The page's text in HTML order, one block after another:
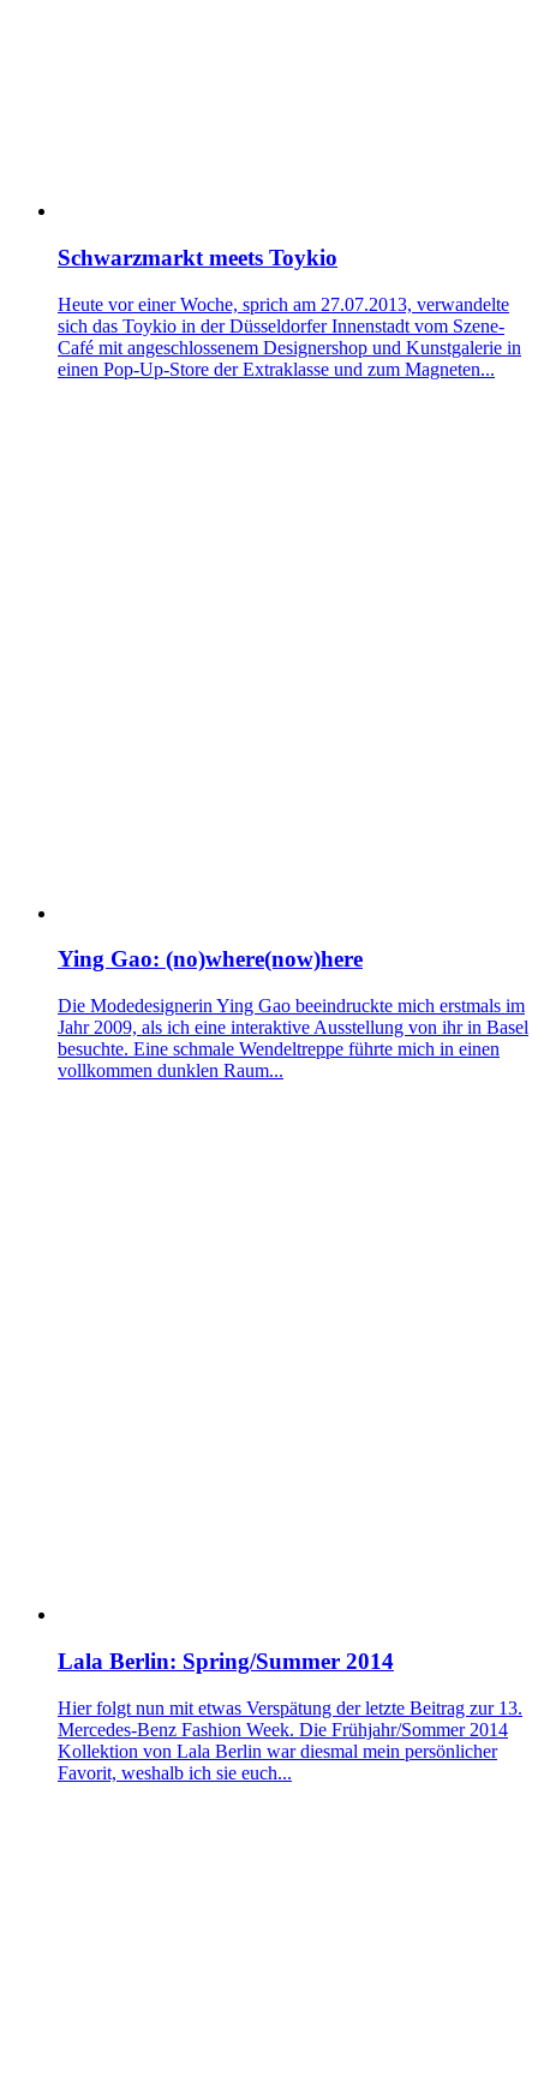
Schwarzmarkt meets Toykio
Heute vor einer Woche, sprich am 27.07.2013, verwandelte
sich das Toykio in der Düsseldorfer Innenstadt vom Szene-
Café mit angeschlossenem Designershop und Kunstgalerie in
einen Pop-Up-Store der Extraklasse und zum Magneten...
Ying Gao: (no)where(now)here
Die Modedesignerin Ying Gao beeindruckte mich erstmals im
Jahr 2009, als ich eine interaktive Ausstellung von ihr in Basel
besuchte. Eine schmale Wendeltreppe führte mich in einen
vollkommen dunklen Raum...
Lala Berlin: Spring/Summer 2014
Hier folgt nun mit etwas Verspätung der letzte Beitrag zur 13.
Mercedes-Benz Fashion Week. Die Frühjahr/Sommer 2014
Kollektion von Lala Berlin war diesmal mein persönlicher
Favorit, weshalb ich sie euch...